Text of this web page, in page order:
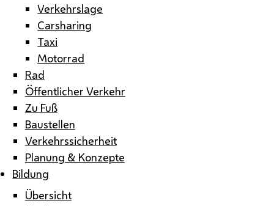
Verkehrslage
Carsharing
Taxi
Motorrad
Rad
Öffentlicher Verkehr
Zu Fuß
Baustellen
Verkehrssicherheit
Planung & Konzepte
Bildung
Übersicht